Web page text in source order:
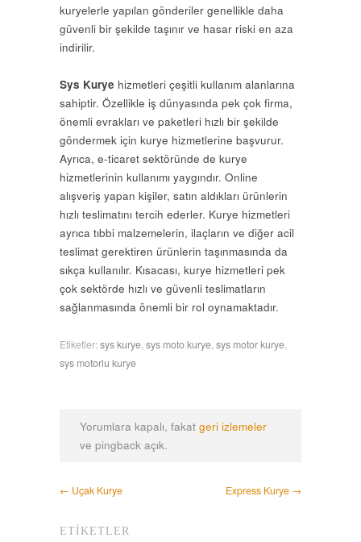
kuryelerle yapılan gönderiler genellikle daha
güvenli bir şekilde taşınır ve hasar riski en aza
indirilir.
Sys Kurye hizmetleri çeşitli kullanım alanlarına
sahiptir. Özellikle iş dünyasında pek çok firma,
önemli evrakları ve paketleri hızlı bir şekilde
göndermek için kurye hizmetlerine başvurur.
Ayrıca, e-ticaret sektöründe de kurye
hizmetlerinin kullanımı yaygındır. Online
alışveriş yapan kişiler, satın aldıkları ürünlerin
hızlı teslimatını tercih ederler. Kurye hizmetleri
ayrıca tıbbi malzemelerin, ilaçların ve diğer acil
teslimat gerektiren ürünlerin taşınmasında da
sıkça kullanılır. Kısacası, kurye hizmetleri pek
çok sektörde hızlı ve güvenli teslimatların
sağlanmasında önemli bir rol oynamaktadır.
Etiketler:sys kurye,sys moto kurye,sys motor kurye,
sys motorlu kurye
Yorumlara kapalı, fakat geri izlemeler
ve pingback açık.
← Uçak Kurye Express Kurye →
ETIKETLER